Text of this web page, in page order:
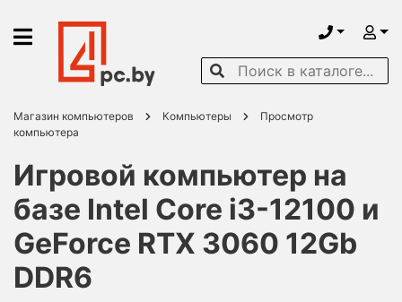
Магазин компьютеров Компьютеры
Просмотр
компьютера
Игровой компьютер на
базе Intel Core i3-12100 и
GeForce RTX 3060 12Gb
DDR6